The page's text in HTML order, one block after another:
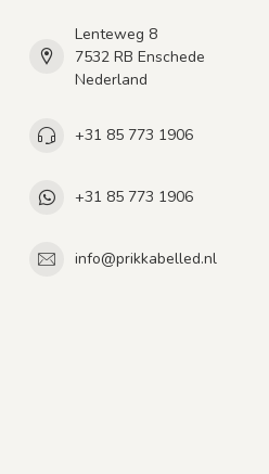
Lenteweg 8
7532 RB Enschede
Nederland
+31 85 773 1906
+31 85 773 1906
info@prikkabelled.nl